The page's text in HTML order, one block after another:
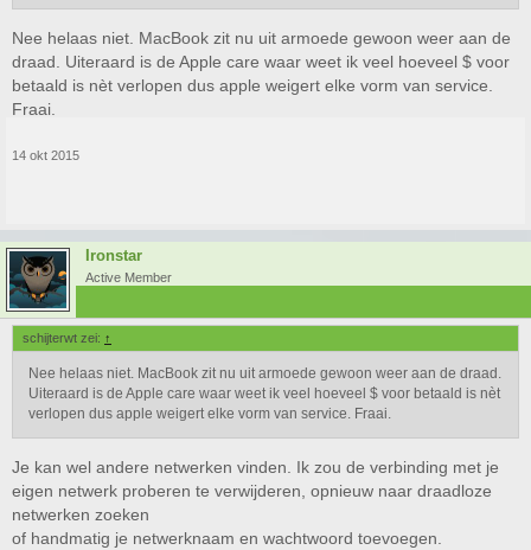
Nee helaas niet. MacBook zit nu uit armoede gewoon weer aan de
draad. Uiteraard is de Apple care waar weet ik veel hoeveel $ voor
betaald is nèt verlopen dus apple weigert elke vorm van service.
Fraai.
14 okt 2015
Ironstar
Active Member
schijterwt zei: ↑
Nee helaas niet. MacBook zit nu uit armoede gewoon weer aan de draad.
Uiteraard is de Apple care waar weet ik veel hoeveel $ voor betaald is nèt
verlopen dus apple weigert elke vorm van service. Fraai.
Je kan wel andere netwerken vinden. Ik zou de verbinding met je
eigen netwerk proberen te verwijderen, opnieuw naar draadloze
netwerken zoeken
of handmatig je netwerknaam en wachtwoord toevoegen.